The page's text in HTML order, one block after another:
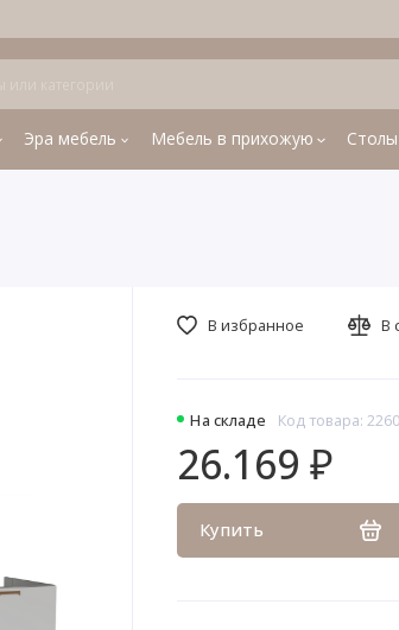
Эра мебель Мебель в прихожую
На складе Код товара:
26.169 ₽
Купить
В избранное В